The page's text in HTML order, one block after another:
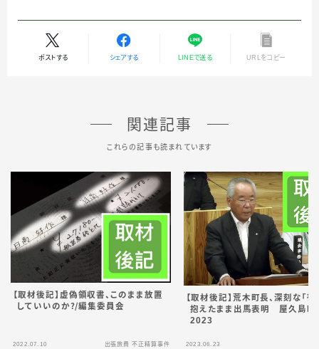
ポストする シェアする LINEで送る URLをコピー
関連記事
これらの記事も読まれています
【取材後記】虚偽領収書、このまま放置
していいのか？／編集委員会
2022.07.10 出張旅費 不正精算事件
【取材後記】荒木町長、深刻な「宿
抱えたまま出馬表明 屋久島町
2023
2023.06.23